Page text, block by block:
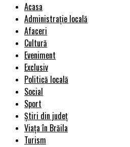
Acasa
Administrație locală
Afaceri
Cultură
Eveniment
Exclusiv
Politică locală
Social
Sport
Știri din județ
Viața în Brăila
Turism